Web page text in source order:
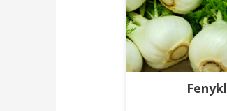
Fenykl